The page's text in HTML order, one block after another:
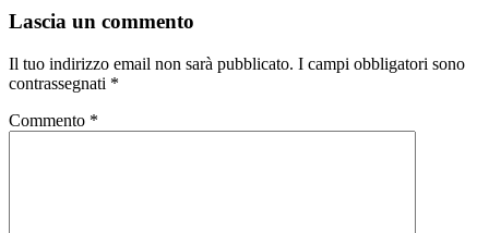
Lascia un commento
Il tuo indirizzo email non sarà pubblicato. I campi obbligatori sono
contrassegnati *
Commento *